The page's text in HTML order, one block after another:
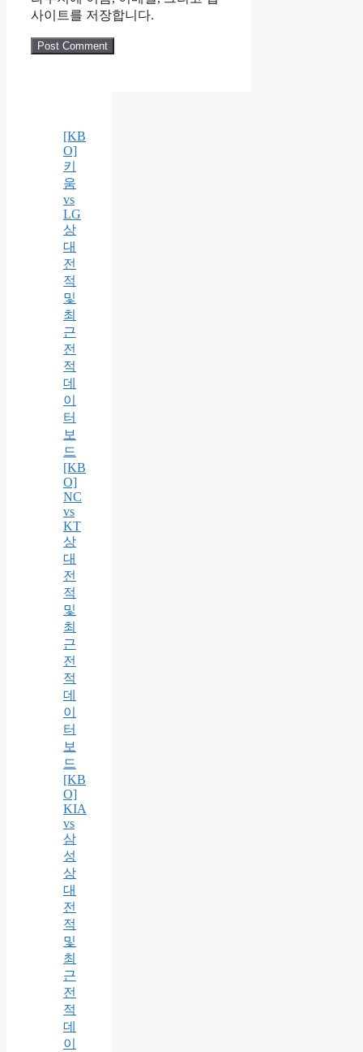
사이트를 저장합니다.
[KB
O]
키
움
vs
LG
상
대
전
적
및
최
근
전
적
데
이
터
보
드
[KB
O]
NC
vs
KT
상
대
전
적
및
최
근
전
적
데
이
터
보
드
[KB
O]
KIA
vs
삼
성
상
대
전
적
및
최
근
전
적
데
이